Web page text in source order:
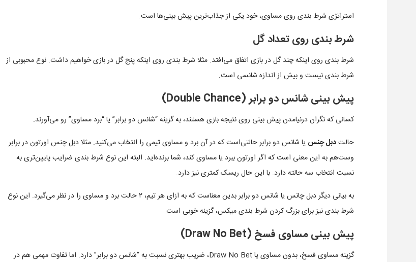
استراتژی شرط بندی روی مساوی، خود یکی از جذاب‌ترین پیش بینی‌ها است.
شرط بندی روی تعداد گل
شرط بندی روی اینکه چند گل در بازی اتفاق می‌افتد. مثلا شرط بندی روی اینکه پنج گل در بازی خواهیم داشت. نوع محبوبی از
شرط بندی نیست و بیش از اندازه شانسی است.
پیش بینی شانس دو برابر (Double Chance)
کسانی که نگران درنیامدن پیش بینی روی نتیجه بازی هستند، به گزینه “شانس دو برابر” یا “برد مساوی” رو می‌آورند.
حالتدبل چنس یا شانس دو برابر حالتی‌است که در آن برد و مساوی تیمی را انتخاب می‌کنید. مثلا دبل چنس اورتون در برابر
وست‌هم به این معنی است که اگر اورتون ببرد یا مساوی کند، شما برنده‌اید. البته این نوع شرط بندی ضرایب پایین‌تری به
نسبت انتخاب سه حالته دارد. با این حال ریسک کمتری نیز دارد.
به بیانی دیگر دبل چانس یا شانس دو برابر بدین معناست که به ازای هر تیم، ۲ حالت برد و مساوی را در نظر می‌گیرد. این نوع
شرط بندی نیز برای بزرگ کردن شرط بندی میکس، گزینه خوبی است.
پیش بینی مساوی فسخ (Draw No Bet)
گزینه مساوی فسخ، بدون مساوی یا Draw No Bet، ضریب بهتری نسبت به “شانس دو برابر” دارد. اما تفاوت مهمی هم در